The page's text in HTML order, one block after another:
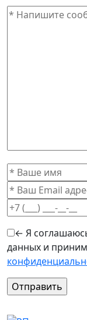
← Я
данных и
Оставьте это